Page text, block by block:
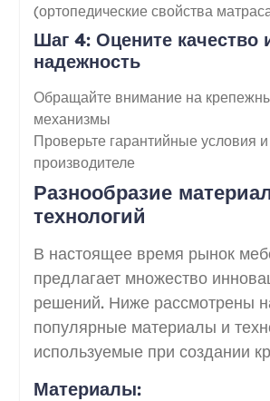
(ортопедические свойства
Шаг 4: Оцените качество
надежность
Обращайте внимание на
механизмы
Проверьте гарантийные условия
производителе
Разнообразие
технологий
В настоящее время рынок
предлагает множество
решений. Ниже рассмотрены
популярные материалы и
используемые при создании
Материалы: